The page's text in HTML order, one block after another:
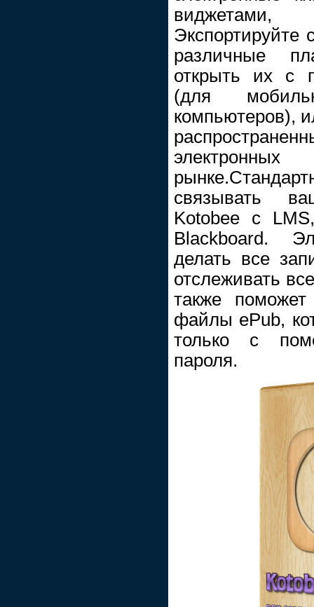
Экспортируйте
различные
открыть их с
(для
компьютеров),
связывать
Kotobee с
Blackboard.
делать все
отслеживать
также
файлы ePub,
только с
пароля.